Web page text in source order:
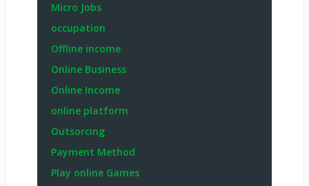
Micro Jobs
occupation
Offline income
Online Business
Online Income
online platform
Outsorcing
Payment Method
Play online Games